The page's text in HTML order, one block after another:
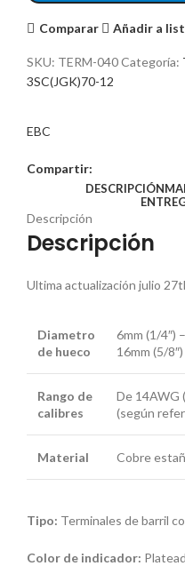
Comparar Añadir a
SKU: TERM-040Categoría:
3SC(JGK)70-12
EBC
Compartir:
DESCRIPCIÓN
Descripción
Descripción
Ultima actualización julio
Diametro
de hueco
6mm (1/4″)
16mm (5/
Rango de
calibres
De 14AWG
(según
Material Cobre
Tipo: Terminales de barril
Color de indicador: